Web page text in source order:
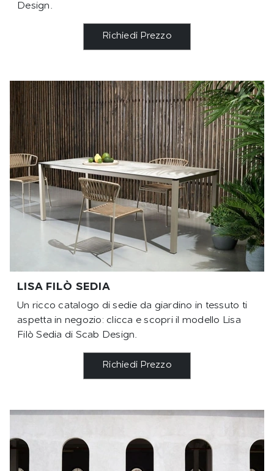
Design.
Richiedi Prezzo
LISA FILÒ SEDIA
Un ricco catalogo di sedie da giardino in tessuto ti
aspetta in negozio: clicca e scopri il modello Lisa
Filò Sedia di Scab Design.
Richiedi Prezzo